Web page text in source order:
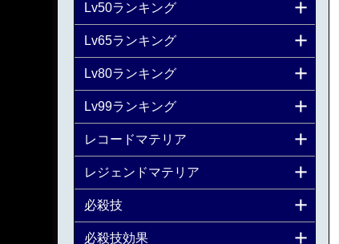
Lv50ランキング
Lv65ランキング
Lv80ランキング
Lv99ランキング
レコードマテリア
レジェンドマテリア
必殺技
必殺技効果